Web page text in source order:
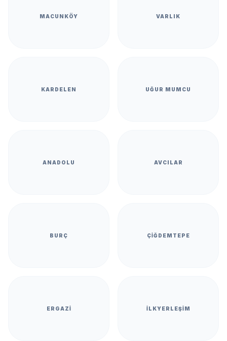
MACUNKÖY VARLIK
KARDELEN UĞUR MUMCU
ANADOLU AVCILAR
BURÇ ÇIĞDEMTEPE
ERGAZI İLKYERLEŞIM